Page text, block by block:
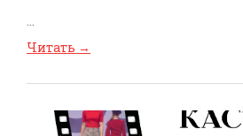
...
Читать →